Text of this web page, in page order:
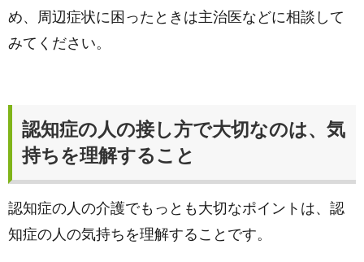
め、周辺症状に困ったときは主治医などに相談して
みてください。
認知症の人の接し方で大切なのは、気
持ちを理解すること
認知症の人の介護でもっとも大切なポイントは、認
知症の人の気持ちを理解することです。